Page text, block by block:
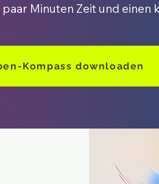
Minuten Zeit und einen
Kompass downloaden